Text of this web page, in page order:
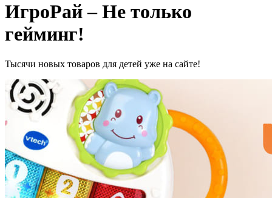
ИгроРай – Не только
гейминг!
Тысячи новых товаров для детей уже на сайте!